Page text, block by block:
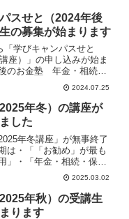
スせと（2024年後
の募集が始まります
「学びキャンパスせと
座）」の申し込みが始ま
のお金塾 年金・相続・
」全8回の講座です。広範
かりやすく説明します。
講座ですが市外の方も参
細...
2024.07.25
年冬）の講座が
した
年冬講座」が無事終了
は・「「お勧め」が最も
」・「年金・相続・保険
」の2講座で、中立な立場
イントなどを説明しまし
的に開催していく予定で
2025.03.02
年秋）の受講生
ります